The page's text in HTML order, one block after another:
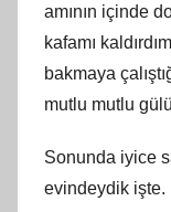
amının içinde
kafamı
bakmaya
mutlu mutlu
Sonunda iyice
evindeydik işte.